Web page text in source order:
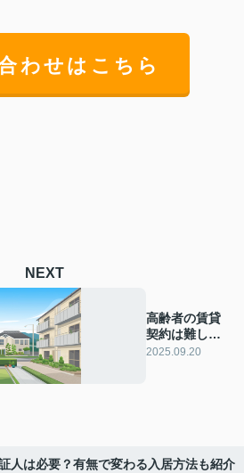
わせはこちら
NEXT
高齢者の賃貸
契約は難し
い？引越時の
2025.09.20
人は必要？有無で変わる入居方法も紹介